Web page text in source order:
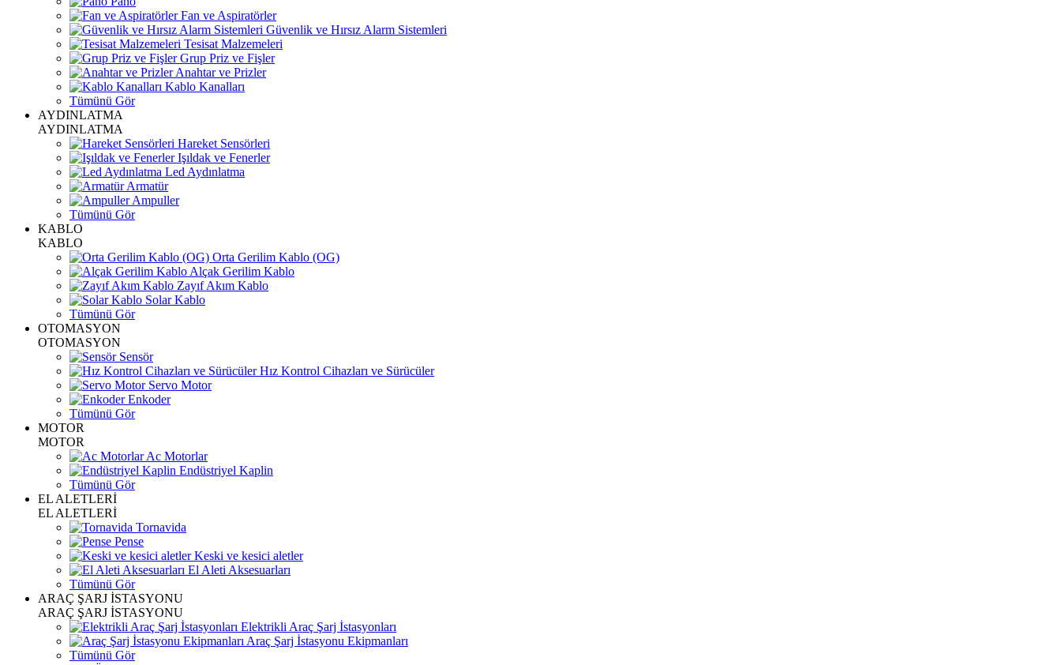
Fan ve Aspiratörler
Güvenlik ve Hırsız Alarm Sistemleri
Tesisat Malzemeleri
Grup Priz ve Fişler
Anahtar ve Prizler
Kablo Kanalları
Tümünü Gör
AYDINLATMA
AYDINLATMA
Hareket Sensörleri
Işıldak ve Fenerler
Led Aydınlatma
Armatür
Ampuller
Tümünü Gör
KABLO
KABLO
Orta Gerilim Kablo (OG)
Alçak Gerilim Kablo
Zayıf Akım Kablo
Solar Kablo
Tümünü Gör
OTOMASYON
OTOMASYON
Sensör
Hız Kontrol Cihazları ve Sürücüler
Servo Motor
Enkoder
Tümünü Gör
MOTOR
MOTOR
Ac Motorlar
Endüstriyel Kaplin
Tümünü Gör
EL ALETLERİ
EL ALETLERİ
Tornavida
Pense
Keski ve kesici aletler
El Aleti Aksesuarları
Tümünü Gör
ARAÇ ŞARJ İSTASYONU
ARAÇ ŞARJ İSTASYONU
Elektrikli Araç Şarj İstasyonları
Araç Şarj İstasyonu Ekipmanları
Tümünü Gör